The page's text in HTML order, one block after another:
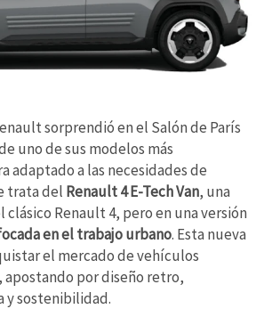
sorprendió en el Salón de París
uno de sus modelos más
adaptado a las necesidades de
trata del Renault 4 E-Tech Van, una
Renault 4, pero en una versión
en el trabajo urbano. Esta nueva
el mercado de vehículos
apostando por diseño retro,
y sostenibilidad.